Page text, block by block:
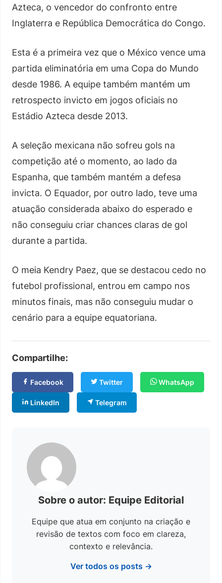
Azteca, o vencedor do confronto entre
Inglaterra e República Democrática do Congo.
Esta é a primeira vez que o México vence uma
partida eliminatória em uma Copa do Mundo
desde 1986. A equipe também mantém um
retrospecto invicto em jogos oficiais no
Estádio Azteca desde 2013.
A seleção mexicana não sofreu gols na
competição até o momento, ao lado da
Espanha, que também mantém a defesa
invicta. O Equador, por outro lado, teve uma
atuação considerada abaixo do esperado e
não conseguiu criar chances claras de gol
durante a partida.
O meia Kendry Paez, que se destacou cedo no
futebol profissional, entrou em campo nos
minutos finais, mas não conseguiu mudar o
cenário para a equipe equatoriana.
Compartilhe:
Facebook Twitter WhatsApp
LinkedIn Telegram
Sobre o autor: Equipe Editorial
Equipe que atua em conjunto na criação e
revisão de textos com foco em clareza,
contexto e relevância.
Ver todos os posts →